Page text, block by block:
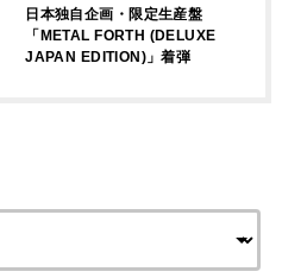
日本独自企画・限定生産盤
「METAL FORTH (DELUXE
JAPAN EDITION)」着弾